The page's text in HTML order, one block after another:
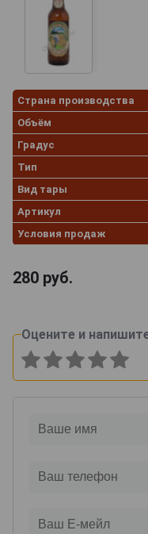
Страна производства
Объём
Градус
Тип
Вид тары
Артикул
Условия продаж
280 руб.
Оцените и